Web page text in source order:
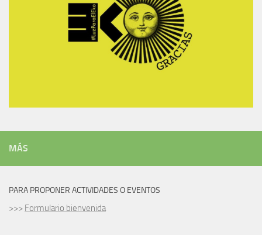
MÁS
PARA PROPONER ACTIVIDADES O EVENTOS
>>> Formulario bienvenida